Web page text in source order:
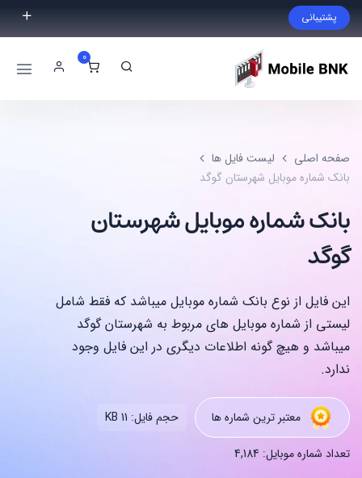
پشتیبانی
فایل مورد نظر خود را پیدا نکردید؟ با ما تماس بگیرید.
09999868721
0
صفحه اصلی
لیست فایل ها
بانک شماره موبایل شهرستان گوگد
بانک شماره موبایل شهرستان
گوگد
این فایل از نوع بانک شماره موبایل میباشد که فقط شامل
لیستی از شماره موبایل های مربوط به شهرستان گوگد
میباشد و هیچ گونه اطلاعات دیگری در این فایل وجود
ندارد.
معتبر ترین شماره ها حجم فایل: 11 KB
تعداد شماره موبایل: 4,184